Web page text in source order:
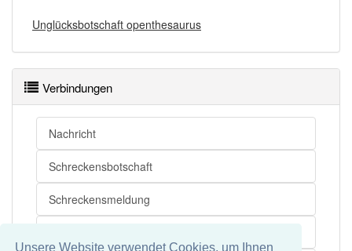
Unsere Website verwendet Cookies, um Ihnen
Unglücksbotschaft openthesaurus
Verbindungen
Nachricht
Schreckensbotschaft
Schreckensmeldung